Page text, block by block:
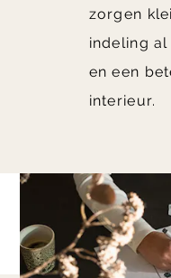
zorgen
indeling
en een
interieur.